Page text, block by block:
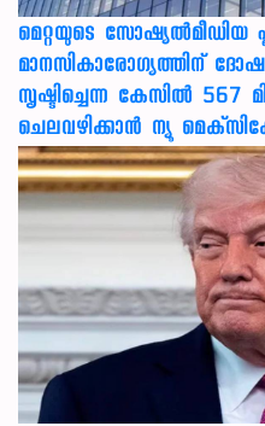
മെറ്റയുടെ സോഷ്യല്‍മീഡിയ
മാനസികാരോഗ്യത്തിന്
സൃഷ്ടിച്ചെന്ന കേസില്‍ 567
ചെലവഴിക്കാന്‍ ന്യൂ